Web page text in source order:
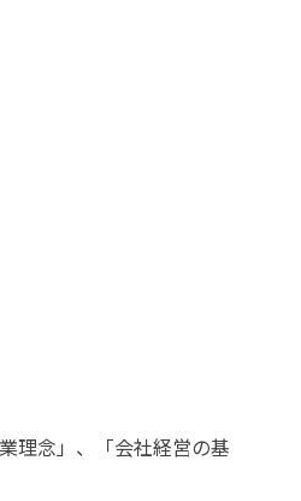
理念」、「会社経営の基